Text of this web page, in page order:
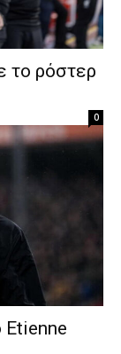
το ρόστερ
0